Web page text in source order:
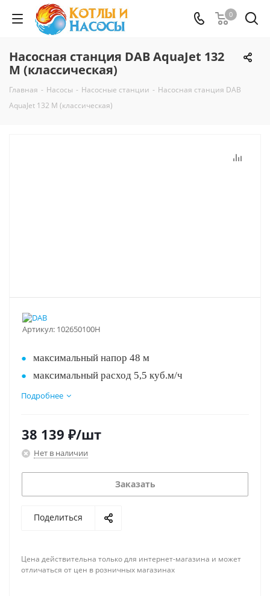
0
Насосная станция DAB AquaJet 132
M (классическая)
Главная - Насосы - Насосные станции - Насосная станция DAB
AquaJet 132 M (классическая)
Артикул: 102650100H
максимальный напор 48 м
максимальный расход 5,5 куб.м/ч
объем гидробака 20 л
Подробнее
38 139 ₽/шт
Нет в наличии
Заказать
Поделиться
Цена действительна только для интернет-магазина и может
отличаться от цен в розничных магазинах